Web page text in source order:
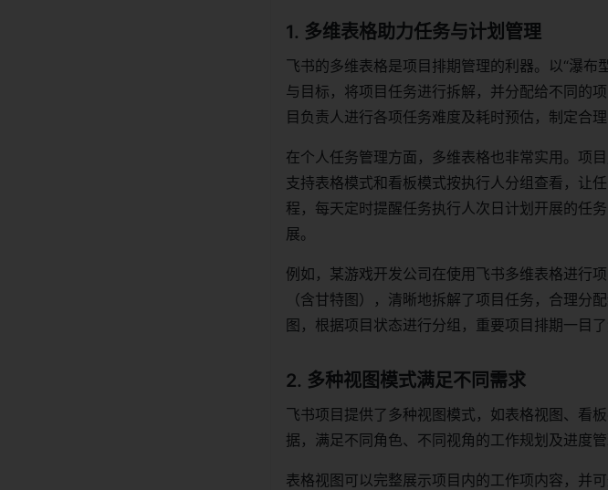
1. 多维表格助力任务与计划管理
飞书的多维表格是项目排期管理的利器。以“瀑布
与目标，将项目任务进行拆解，并分配给不同的
目负责人进行各项任务难度及耗时预估，制定合理
在个人任务管理方面，多维表格也非常实用。项
支持表格模式和看板模式按执行人分组查看，让
程，每天定时提醒任务执行人次日计划开展的任
展。
例如，某游戏开发公司在使用飞书多维表格进行
（含甘特图），清晰地拆解了项目任务，合理分
图，根据项目状态进行分组，重要项目排期一目
2. 多种视图模式满足不同需求
飞书项目提供了多种视图模式，如表格视图、看
据，满足不同角色、不同视角的工作规划及进度管
表格视图可以完整展示项目内的工作项内容，并